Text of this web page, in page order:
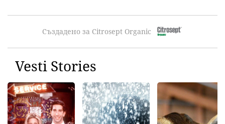
Създадено за Citrosept Organic
Vesti Stories